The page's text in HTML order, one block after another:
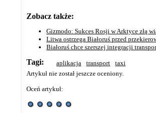
Zobacz także:
Gizmodo: Sukces Rosji w Arktyce złą
Litwa ostrzega Białoruś przed
Białoruś chce szerszej integracji
Tagi: aplikacja transport
taxi
Artykuł nie został jeszcze oceniony.
Oceń artykuł: